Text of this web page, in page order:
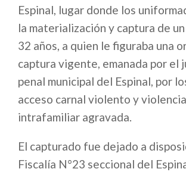
Espinal, lugar donde los
la materialización y captura de
32 años, a quien le figuraba una
captura vigente, emanada por el
penal municipal del Espinal, por
acceso carnal violento y violencia
intrafamiliar agravada.
El capturado fue dejado a
Fiscalía N°23 seccional del